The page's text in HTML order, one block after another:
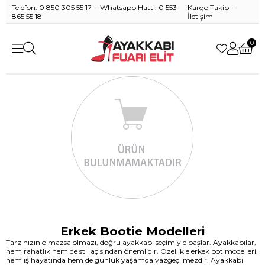
Telefon: 0 850 305 55 17 - Whatsapp Hattı: 0 553
865 55 18
Kargo Takip -
İletişim
0
Erkek Bootie Modelleri
Tarzınızın olmazsa olmazı, doğru ayakkabı seçimiyle başlar. Ayakkabılar,
hem rahatlık hem de stil açısından önemlidir. Özellikle erkek bot modelleri,
hem iş hayatında hem de günlük yaşamda vazgeçilmezdir. Ayakkabı